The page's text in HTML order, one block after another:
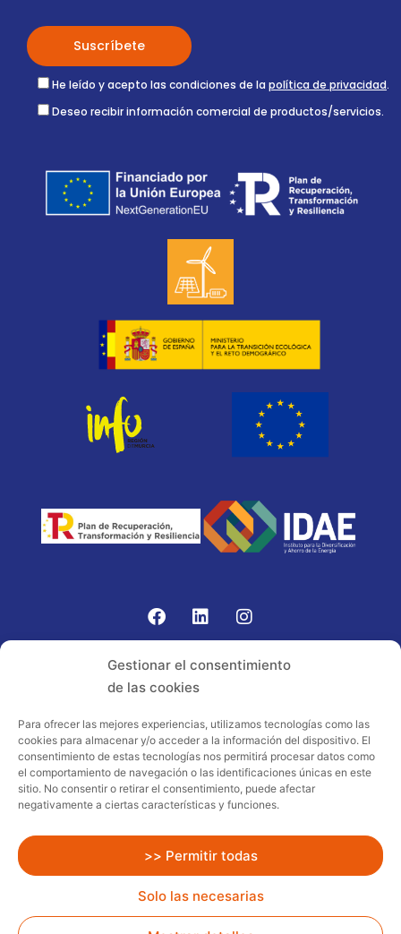
Gestionar el consentimiento
de las cookies
Para ofrecer las mejores experiencias, utilizamos tecnologías como las
cookies para almacenar y/o acceder a la información del dispositivo. El
consentimiento de estas tecnologías nos permitirá procesar datos como
el comportamiento de navegación o las identificaciones únicas en este
sitio. No consentir o retirar el consentimiento, puede afectar
negativamente a ciertas características y funciones.
>> Permitir todas
Solo las necesarias
He leído y acepto las condiciones de la política de privacidad.
Deseo recibir información comercial de productos/servicios.
Proyecto acogido al programa de
incentivos ligados al autoconsumo y
almacenamiento, con fuentes de energía
renovables, así como a la implantación
sector residencial en el marco del Plan
de Recuperación, Transformación y
Resiliencia, financiado por la Unión
Europea – NextGenerationEU